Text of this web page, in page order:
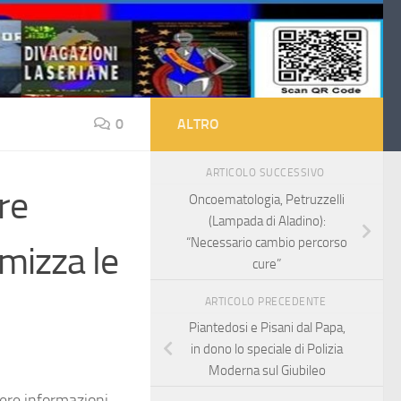
0
le
ALTRO
ARTICOLO SUCCESSIVO
Oncoematologia, Petruzzelli
(Lampada di Aladino):
“Necessario cambio percorso
cure”
ARTICOLO PRECEDENTE
Piantedosi e Pisani dal Papa,
in dono lo speciale di Polizia
Moderna sul Giubileo